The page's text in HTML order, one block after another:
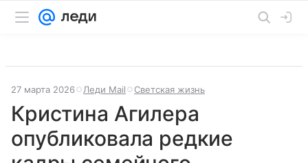
27 марта 2026 Леди Mail Светская жизнь
Кристина Агилера
опубликовала редкие